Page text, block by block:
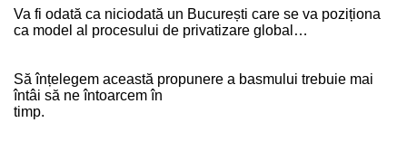
Va fi odată ca niciodată un București care se va poziționa
ca model al procesului de privatizare global…
Să înțelegem această propunere a basmului trebuie mai
întâi să ne întoarcem în
timp.